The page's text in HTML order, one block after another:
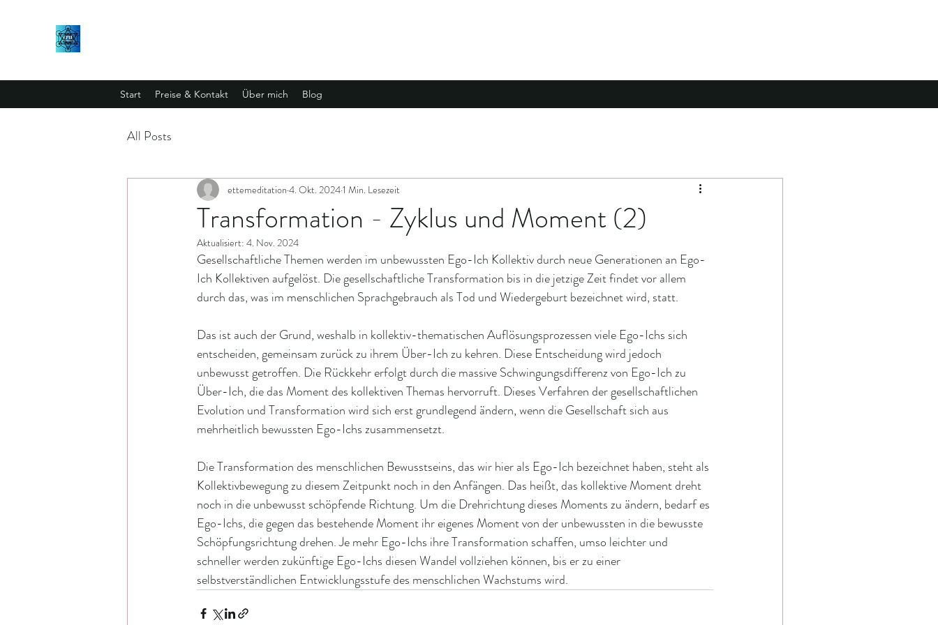
Start Preise & Kontakt Über mich Blog
All Posts
Transformation - Zyklus und Moment (2)
ettemeditation 4. Okt. 20241 Min. Lesezeit
Aktualisiert: 4. Nov. 2024
Gesellschaftliche Themen werden im unbewussten Ego-Ich Kollektiv durch neue Generationen an Ego-
Ich Kollektiven aufgelöst. Die gesellschaftliche Transformation bis in die jetzige Zeit findet vor allem
durch das, was im menschlichen Sprachgebrauch als Tod und Wiedergeburt bezeichnet wird, statt.
Das ist auch der Grund, weshalb in kollektiv-thematischen Auflösungsprozessen viele Ego-Ichs sich
entscheiden, gemeinsam zurück zu ihrem Über-Ich zu kehren. Diese Entscheidung wird jedoch
unbewusst getroffen. Die Rückkehr erfolgt durch die massive Schwingungsdifferenz von Ego-Ich zu
Über-Ich, die das Moment des kollektiven Themas hervorruft. Dieses Verfahren der gesellschaftlichen
Evolution und Transformation wird sich erst grundlegend ändern, wenn die Gesellschaft sich aus
mehrheitlich bewussten Ego-Ichs zusammensetzt.
Die Transformation des menschlichen Bewusstseins, das wir hier als Ego-Ich bezeichnet haben, steht als
Kollektivbewegung zu diesem Zeitpunkt noch in den Anfängen. Das heißt, das kollektive Moment dreht
noch in die unbewusst schöpfende Richtung. Um die Drehrichtung dieses Moments zu ändern, bedarf es
Ego-Ichs, die gegen das bestehende Moment ihr eigenes Moment von der unbewussten in die bewusste
Schöpfungsrichtung drehen. Je mehr Ego-Ichs ihre Transformation schaffen, umso leichter und
schneller werden zukünftige Ego-Ichs diesen Wandel vollziehen können, bis er zu einer
selbstverständlichen Entwicklungsstufe des menschlichen Wachstums wird.